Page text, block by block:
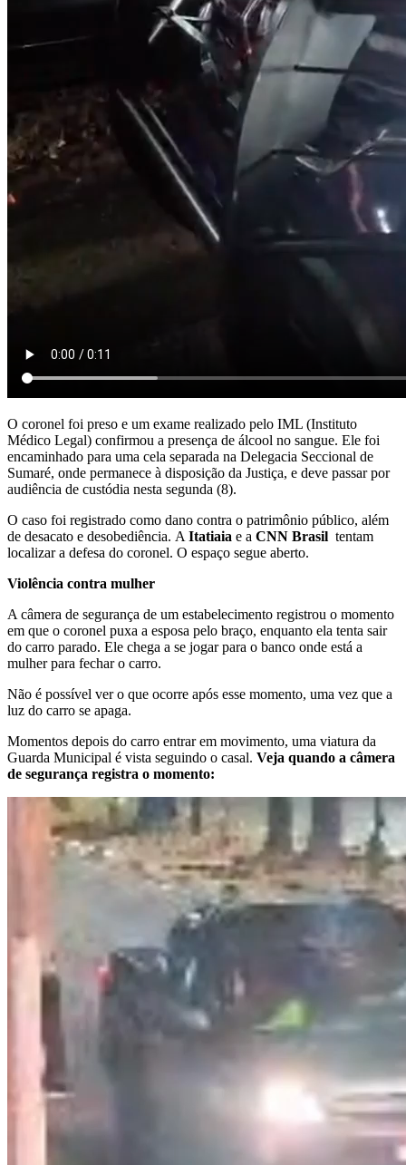
O coronel foi preso e um exame realizado pelo IML (Instituto
Médico Legal) confirmou a presença de álcool no sangue. Ele foi
encaminhado para uma cela separada na Delegacia Seccional de
Sumaré, onde permanece à disposição da Justiça, e deve passar por
audiência de custódia nesta segunda (8).
O caso foi registrado como dano contra o patrimônio público, além
de desacato e desobediência. A Itatiaia e a CNN Brasil tentam
localizar a defesa do coronel. O espaço segue aberto.
Violência contra mulher
A câmera de segurança de um estabelecimento registrou o momento
em que o coronel puxa a esposa pelo braço, enquanto ela tenta sair
do carro parado. Ele chega a se jogar para o banco onde está a
mulher para fechar o carro.
Não é possível ver o que ocorre após esse momento, uma vez que a
luz do carro se apaga.
Momentos depois do carro entrar em movimento, uma viatura da
Guarda Municipal é vista seguindo o casal. Veja quando a câmera
de segurança registra o momento: